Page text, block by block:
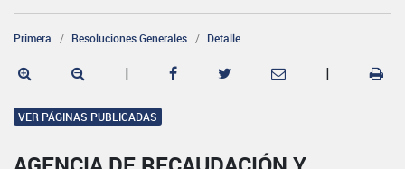
Primera Resoluciones Generales Detalle
| |
VER PÁGINAS PUBLICADAS